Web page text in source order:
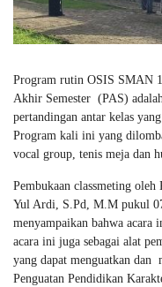
Program rutin OSIS SMAN
Akhir Semester (PAS)
pertandingan antar kelas
Program kali ini yang
vocal group, tenis meja dan
Pembukaan classmeting
Yul Ardi, S.Pd, M.M pukul
menyampaikan bahwa acara
acara ini juga sebagai alat
yang dapat menguatkan dan
Penguatan Pendidikan